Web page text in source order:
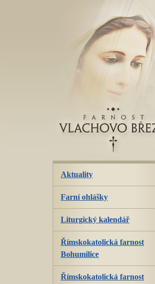
Aktuality
Farní ohlášky
Liturgický kalendář
Římskokatolická farnost
Bohumilice
Římskokatolická farnost